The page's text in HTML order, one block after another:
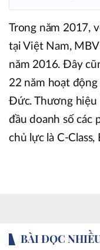
Trong năm 2017,
tại Việt Nam,
năm 2016. Đây
22 năm hoạt
Đức. Thương hiệu
đầu doanh số các
chủ lực là C-Class,
BÀI ĐỌC